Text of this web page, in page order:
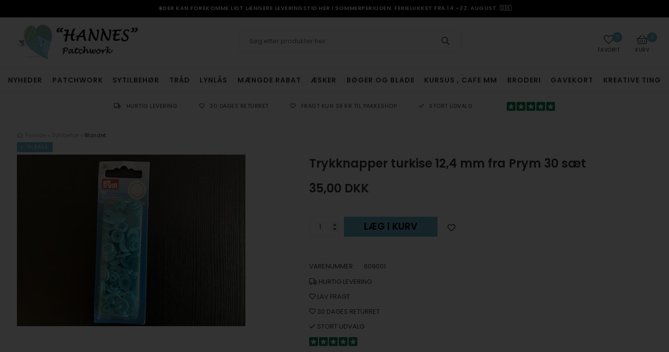
☀️DER KAN FOREKOMME LIDT LÆNGERE LEVERINGSTID HER I SOMMERPERIODEN. FERIELUKKET FRA 14.–22. AUGUST. 🇩🇰
0
KURV
0
FAVORIT
NYHEDER PATCHWORK SYTILBEHØR TRÅD LYNLÅS MÆNGDE RABAT ÆSKER BØGER OG BLADE KURSUS , CAFE MM BRODERI GAVEKORT KREATIVE TING
HURTIG LEVERING 30 DAGES RETURRET FRAGT KUN 39 KR TIL PAKKESHOP STORT UDVALG
Blandet
TILBAGE
Trykknapper turkise 12,4 mm fra Prym 30 sæt
35,00 DKK
LÆG I KURV
VARENUMMER:
609001
HURTIG LEVERING
LAV FRAGT
30 DAGES RETURRET
STORT UDVALG